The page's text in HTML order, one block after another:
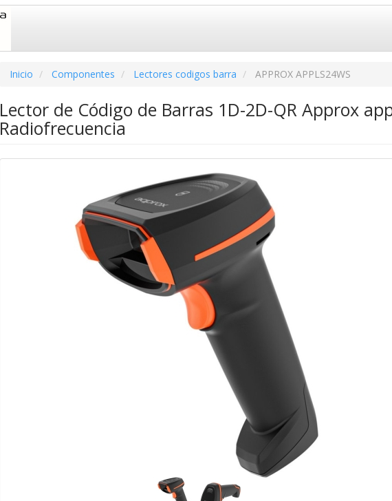
Inicio Componentes Lectores codigos barra APPROX APPLS24WS
Lector de Código de Barras 1D-2D-QR Approx
Radiofrecuencia